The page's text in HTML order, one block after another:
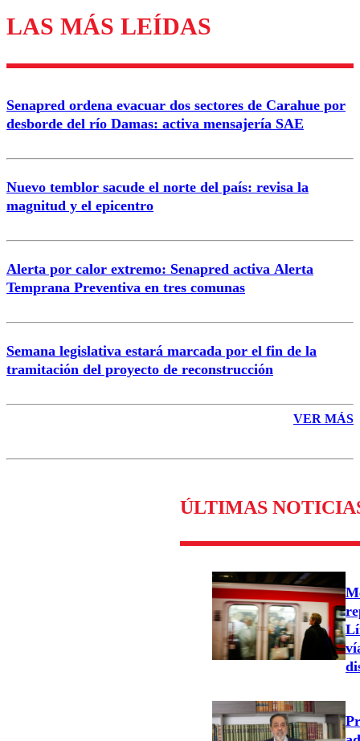
Los comentarios son moderados para garantizar un
diálogo respetuoso.
Nombre
Correo
LAS MÁS LEÍDAS
Senapred ordena evacuar dos sectores de Carahue por
desborde del río Damas: activa mensajería SAE
Nuevo temblor sacude el norte del país: revisa la
magnitud y el epicentro
Alerta por calor extremo: Senapred activa Alerta
Temprana Preventiva en tres comunas
Semana legislativa estará marcada por el fin de la
tramitación del proyecto de reconstrucción
VER MÁS
ÚLTIMAS